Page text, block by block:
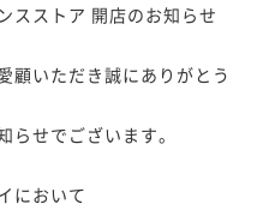
スストア 開店のお知らせ
顧いただき誠にありがとう
らせでございます。
において